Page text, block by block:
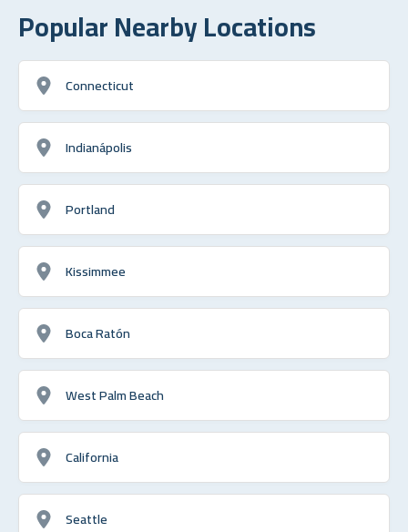
Popular Nearby Locations
Connecticut
Indianápolis
Portland
Kissimmee
Boca Ratón
West Palm Beach
California
Seattle